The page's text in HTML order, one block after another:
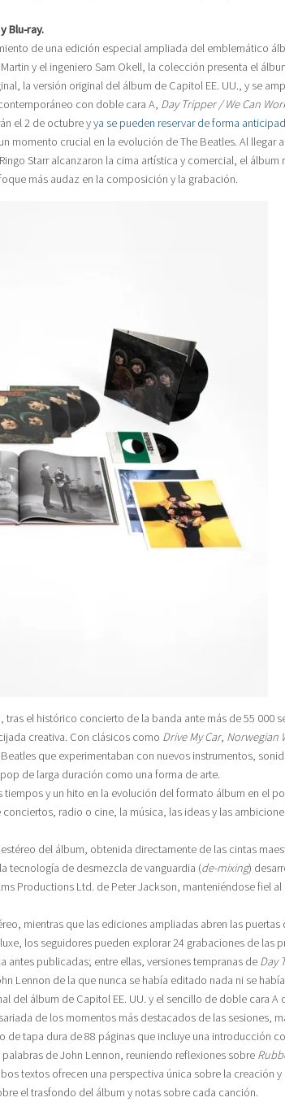
Blu-ray.
de una edición especial ampliada del emblemático
y el ingeniero Sam Okell, la colección presenta el
la versión original del álbum de Capitol EE. UU., y se
con doble cara A, Day Tripper / We Can
el 2 de octubre yya se pueden reservar de forma
momento crucial en la evolución de The Beatles. Al llegar
Starr alcanzaron la cima artística y comercial, el álbum
más audaz en la composición y la grabación.
el histórico concierto de la banda ante más de 55 000
creativa. Con clásicos como Drive My Car, Norwegian
que experimentaban con nuevos instrumentos,
de larga duración como una forma de arte.
y un hito en la evolución del formato álbum en el
radio o cine, la música, las ideas y las
del álbum, obtenida directamente de las cintas
tecnología de desmezcla de vanguardia (de-mixing)
Productions Ltd. de Peter Jackson, manteniéndose fiel al
mientras que las ediciones ampliadas abren las puertas
los seguidores pueden explorar 24 grabaciones de las
antes publicadas; entre ellas, versiones tempranas de Day
Lennon de la que nunca se había editado nada ni se
del álbum de Capitol EE. UU. y el sencillo de doble cara A
de los momentos más destacados de las sesiones,
de tapa dura de 88 páginas que incluye una introducción
de John Lennon, reuniendo reflexiones sobre
textos ofrecen una perspectiva única sobre la creación
el trasfondo del álbum y notas sobre cada canción.